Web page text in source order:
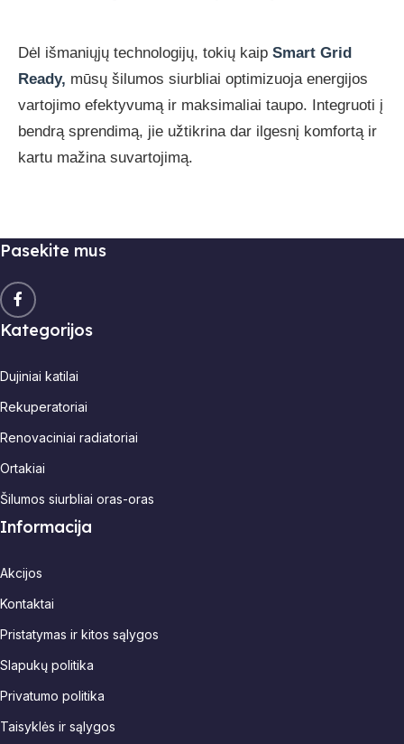
Dėl išmaniųjų technologijų, tokių kaip Smart Grid
Ready, mūsų šilumos siurbliai optimizuoja energijos
vartojimo efektyvumą ir maksimaliai taupo. Integruoti į
bendrą sprendimą, jie užtikrina dar ilgesnį komfortą ir
kartu mažina suvartojimą.
Pasekite mus
Kategorijos
Dujiniai katilai
Rekuperatoriai
Renovaciniai radiatoriai
Ortakiai
Šilumos siurbliai oras-oras
Informacija
Akcijos
Kontaktai
Pristatymas ir kitos sąlygos
Slapukų politika
Privatumo politika
Taisyklės ir sąlygos